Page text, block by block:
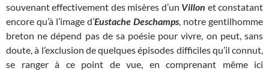
souvenant effectivement des misères d’un Villon et constatant
encore qu’à l’image d’Eustache Deschamps, notre gentilhomme
breton ne dépend pas de sa poésie pour vivre, on peut, sans
doute, à l’exclusion de quelques épisodes difficiles qu’il connut,
se ranger à ce point de vue, en comprenant même ici